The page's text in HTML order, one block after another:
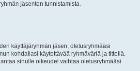
jäsenten tunnistamista.
käyttäjäryhmän jäsen, oletusryhmääsi
kohdallasi käytettävää ryhmäväriä ja titteliä.
sinulle oikeudet vaihtaa oletusryhmääsi